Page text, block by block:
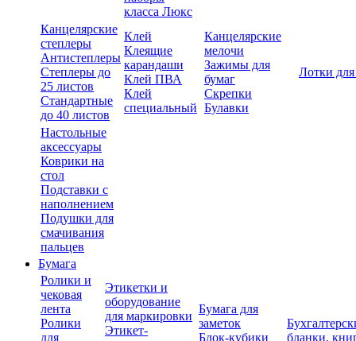
класса Люкс
Канцелярские
степлеры
Антистеплеры
Степлеры до
25 листов
Стандартные
до 40 листов
Клей
Клеящие
карандаши
Клей ПВА
Клей
специальный
Канцелярские
мелочи
Зажимы для
бумаг
Скрепки
Булавки
Лотки
Настольные
аксессуары
Коврики на
стол
Подставки с
наполнением
Подушки для
смачивания
пальцев
Бумага
Ролики и
чековая
лента
Ролики
для
Этикетки и
оборудование
для маркировки
Этикет-
Бумага для
заметок
Блок-кубики
бланки,